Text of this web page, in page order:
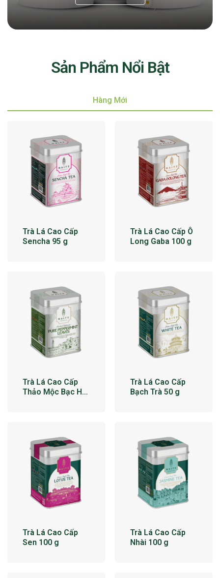
Sản Phẩm Nổi Bật
Hàng Mới
Trà Lá Cao Cấp
Sencha 95 g
Trà Lá Cao Cấp Ô
Long Gaba 100 g
Trà Lá Cao Cấp
Thảo Mộc Bạc Hà
Trà Lá Cao Cấp
Bạch Trà 50 g
Trà Lá Cao Cấp
Sen 100 g
Trà Lá Cao Cấp
Nhài 100 g